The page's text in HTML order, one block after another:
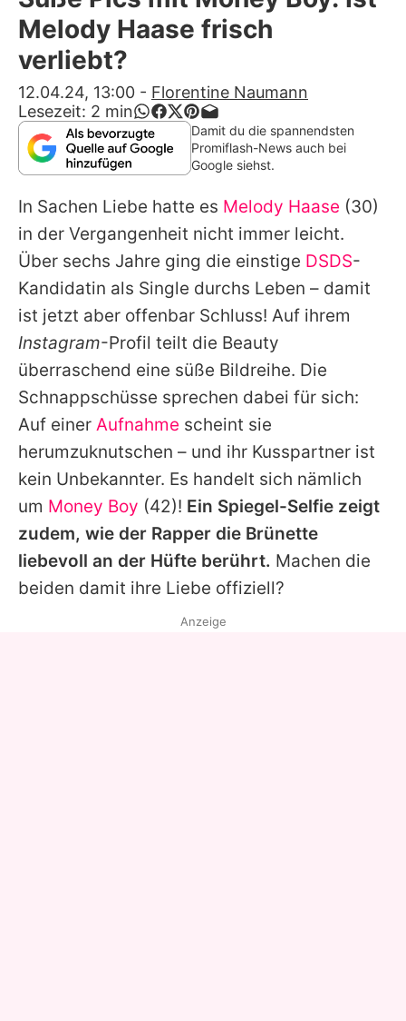
Alle Themen auf Promiflash
App runterladen
Team
Redaktionelle Richtlinien
Impressum
Datenschutzerklärung
Nutzungsbedingungen
Utiq verwalten
Melody Haase frisch
verliebt?
12.04.24, 13:00 - Florentine Naumann
Lesezeit: 2 min
Damit du die spannendsten
Promiflash-News auch bei
Google siehst.
In Sachen Liebe hatte es Melody Haase (30)
in der Vergangenheit nicht immer leicht.
Über sechs Jahre ging die einstige DSDS-
Kandidatin als Single durchs Leben – damit
ist jetzt aber offenbar Schluss! Auf ihrem
Instagram-Profil teilt die Beauty
überraschend eine süße Bildreihe. Die
Schnappschüsse sprechen dabei für sich:
Auf einer Aufnahme scheint sie
herumzuknutschen – und ihr Kusspartner ist
kein Unbekannter. Es handelt sich nämlich
um Money Boy (42)! Ein Spiegel-Selfie zeigt
zudem, wie der Rapper die Brünette
liebevoll an der Hüfte berührt. Machen die
beiden damit ihre Liebe offiziell?
Anzeige